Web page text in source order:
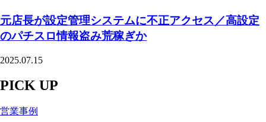
元店長が設定管理システムに不正アクセス／高設定
のパチスロ情報盗み荒稼ぎか
2025.07.15
PICK UP
営業事例